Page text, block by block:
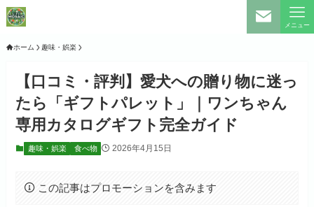
メニュー
ホーム 趣味・娯楽
【口コミ・評判】愛犬への贈り物に迷っ
たら「ギフトパレット」｜ワンちゃん
専用カタログギフト完全ガイド
趣味・娯楽 食べ物 2026年4月15日
この記事はプロモーションを含みます